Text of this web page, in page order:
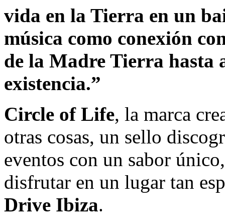
vida en la Tierra en un
música como conexión
de la Madre Tierra hasta
existencia.”
Circle of Life, la marca
otras cosas, un sello
eventos con un sabor
disfrutar en un lugar tan
Drive Ibiza.